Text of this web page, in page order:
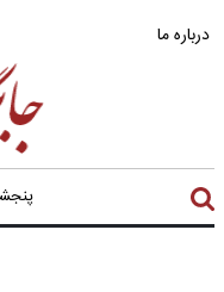
درباره ما
پنجشنبه ۱۵